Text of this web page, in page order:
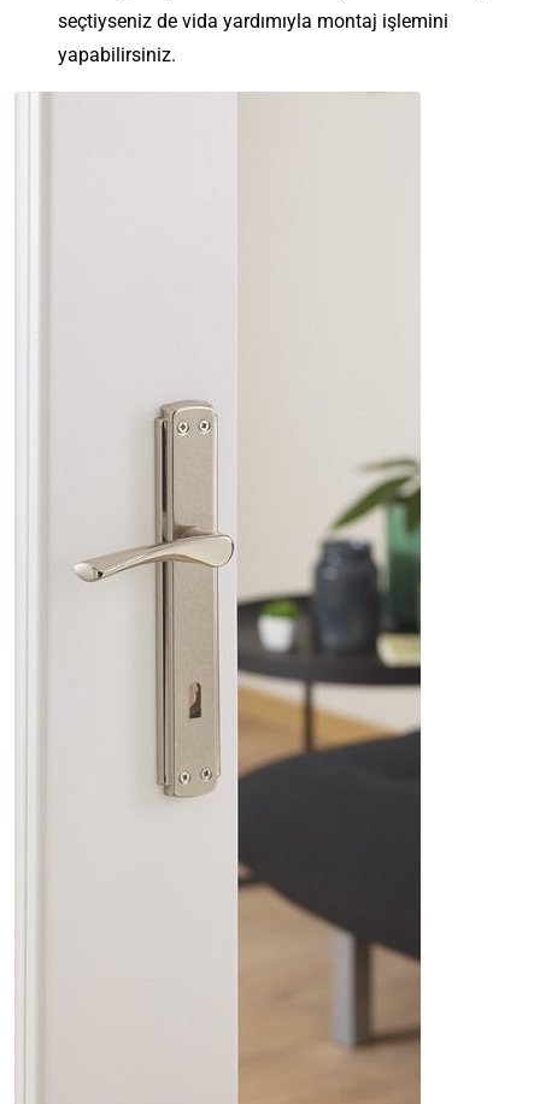
seçtiyseniz de vida yardımıyla montaj işlemini
yapabilirsiniz.